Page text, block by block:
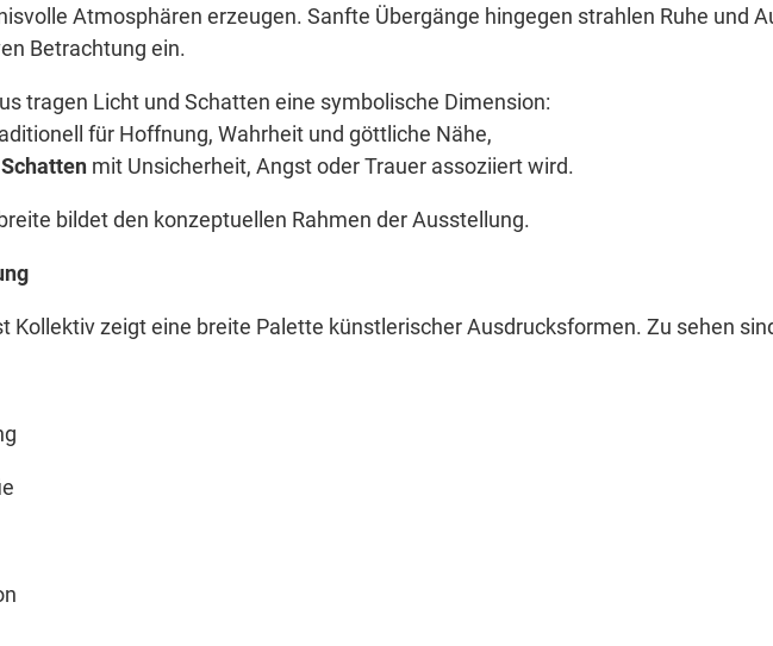
Atmosphären erzeugen. Sanfte Übergänge hingegen strahlen Ruhe und
Betrachtung ein.
tragen Licht und Schatten eine symbolische Dimension:
für Hoffnung, Wahrheit und göttliche Nähe,
Schatten mit Unsicherheit, Angst oder Trauer assoziiert wird.
bildet den konzeptuellen Rahmen der Ausstellung.
Kollektiv zeigt eine breite Palette künstlerischer Ausdrucksformen. Zu sehen